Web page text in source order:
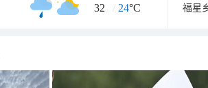
32 / 24°C 福星